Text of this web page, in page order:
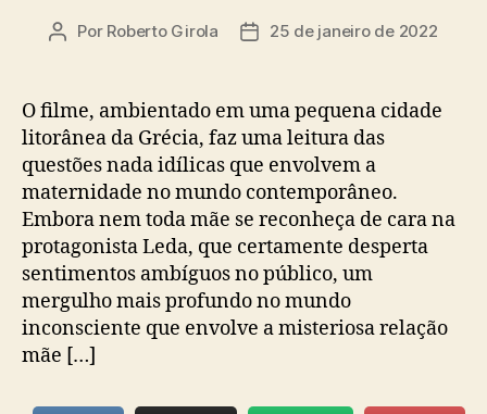
Autor
Por Roberto Girola
Data25 de janeiro de 2022
O filme, ambientado em uma pequena cidade
litorânea da Grécia, faz uma leitura das
questões nada idílicas que envolvem a
maternidade no mundo contemporâneo.
Embora nem toda mãe se reconheça de cara na
protagonista Leda, que certamente desperta
sentimentos ambíguos no público, um
mergulho mais profundo no mundo
inconsciente que envolve a misteriosa relação
mãe […]